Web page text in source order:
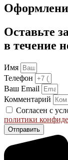
Оставьте
в течение
Имя
Телефон
Ваш Email
Комментарий
Согласен с
политики
Отправить